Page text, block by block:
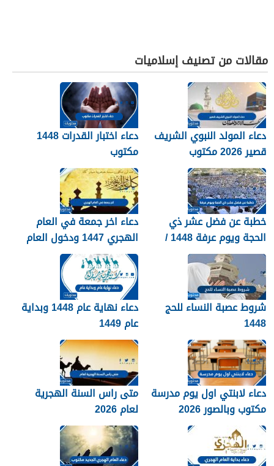
مقالات من تصنيف إسلاميات
دعاء المولد النبوي الشريف
قصير 2026 مكتوب
دعاء اختبار القدرات 1448
مكتوب
خطبة عن فضل عشر ذي
الحجة ويوم عرفة 1448 /
2026
دعاء اخر جمعة في العام
الهجري 1447 ودخول العام
الجديد 1448
شروط عصبة النساء للحج
1448
دعاء نهاية عام 1448 وبداية
عام 1449
دعاء لابنتي اول يوم مدرسة
مكتوب وبالصور 2026
متى راس السنة الهجرية
لعام 2026